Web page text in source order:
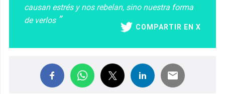
causan estrés y nos rebelan, sino nuestra forma
de verlos
COMPARTIR EN X